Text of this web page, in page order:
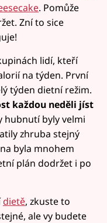
. Pomůže
Zní to sice
lidí, kteří
na týden. První
týden dietní režim.
každou neděli jíst
hubnutí byly velmi
zhruba stejný
byla mnohem
plán dodržet i po
dietě, zkuste to
ale vy budete